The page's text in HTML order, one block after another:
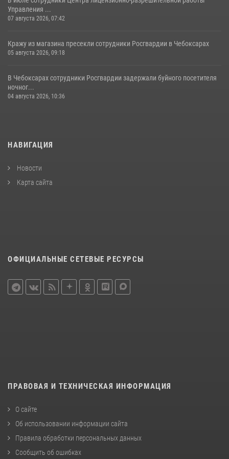
Управления ...
07 августа 2026, 07:42
Кражу из магазина пресекли сотрудники Росгвардии в Чебоксарах
05 августа 2026, 09:18
В Чебоксарах сотрудники Росгвардии задержали буйного посетителя
ночног...
04 августа 2026, 10:36
НАВИГАЦИЯ
Новости
Карта сайта
ОФИЦИАЛЬНЫЕ СЕТЕВЫЕ РЕСУРСЫ
ПРАВОВАЯ И ТЕХНИЧЕСКАЯ ИНФОРМАЦИЯ
О сайте
Об использовании информации сайта
Правила обработки персональных данных
Сообщить об ошибках